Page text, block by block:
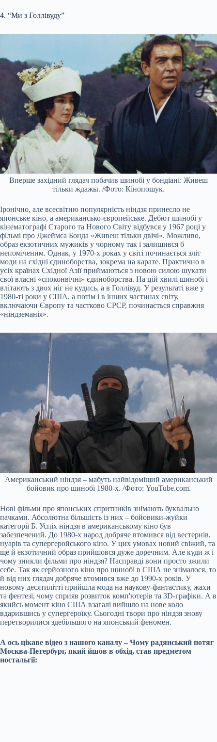
4. “Ми з Голлівуду”
Вперше західний глядач побачив шинобі у бондіані: Живеш
тільки ждажы. /Фото: Кінопошук.
Іронічно, але всесвітню популярність ніндзя принесло не
японське кіно, а американсько-європейське. Дебют шинобі у
кінематографі Старого та Нового Світу відбувся у 1967 році у
фільмі про Джеймса Бонда «Живеш тільки двічі». Можливо,
образ екзотичних мужиків у чорному так і залишився б
непоміченим. Однак, у 1970-х роках у світі починається зліт
моди на східні єдиноборства, зокрема на карате. Практично в
усіх країнах Східної Азії приймаються з новою силою шукати
свої власні «споконвічні» єдиноборства. На цій хвилі шинобі і
влітають з двох ніг не кудись, а в Голлівуд. У результаті вже у
1980-ті роки у США, а потім і в інших частинах світу,
включаючи Європу та частково СРСР, починається справжня
«ніндземанія».
Американський ніндзя – мабуть найвідоміший американський
бойовик про шинобі 1980-х. /Фото: YouTube.com.
Нові фільми про японських спритників знімають буквально
пачками. Абсолютна більшість із них – бойовики-жуйки
категорії Б. Успіх ніндзя в американському кіно був
забезпечений. До 1980-х народ добряче втомився від вестернів,
нуарів та супергеройського кіно. У цих умовах новий свіжий, та
ще й екзотичний образ прийшовся дуже доречним. Але куди ж і
чому зникли фільми про ніндзя? Насправді вони просто зжили
себе. Так як серйозного кіно про шинобі в США не знімалося, то
й від них глядач добряче втомився вже до 1990-х років. У
новому десятилітті прийшла мода на наукову-фантастику, жахи
та фентезі, чому сприяв розвиток комп'ютерів та 3D-графіки. А в
якийсь момент кіно США взагалі вийшло на нове коло
вдарившись у супергероїку. Сьогодні твори про ніндзя знову
перетворилися здебільшого на японський феномен.
А ось цікаве відео з нашого каналу – Чому радянський потяг
Москва-Петербург, який йшов в обхід, став предметом
ностальгії: